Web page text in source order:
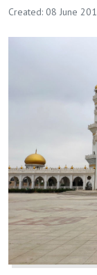
Created: 08 June